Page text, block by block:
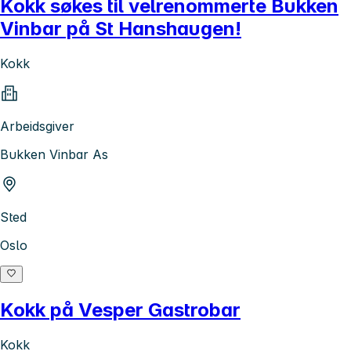
Kokk søkes til velrenommerte Bukken
Vinbar på St Hanshaugen!
Kokk
Arbeidsgiver
Bukken Vinbar As
Sted
Oslo
Kokk på Vesper Gastrobar
Kokk